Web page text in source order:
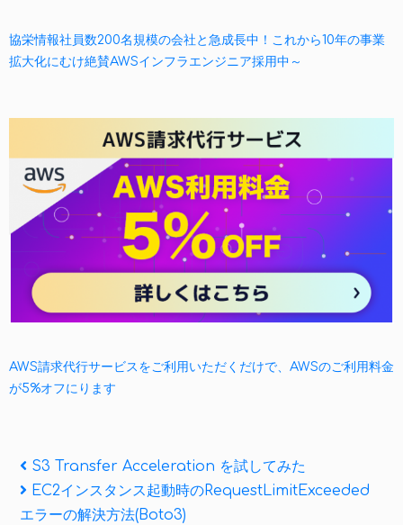
協栄情報社員数200名規模の会社と急成長中！これから10年の事業
拡大化にむけ絶賛AWSインフラエンジニア採用中～
AWS請求代行サービスをご利用いただくだけで、AWSのご利用料金
が5%オフにります
投
稿
Previous
Post
S3 Transfer Acceleration を試してみた
Next
Post
EC2インスタンス起動時のRequestLimitExceeded
エラーの解決方法(Boto3)